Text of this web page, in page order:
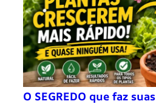
O SEGREDO que faz